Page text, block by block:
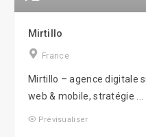
Mirtillo
France
Mirtillo – agence digitale
web & mobile, stratégie ...
Prévisualiser